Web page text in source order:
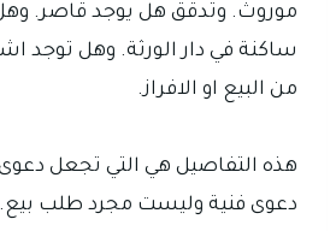
موروث. وتدقق هل يوجد قاصر.
ساكنة في دار الورثة. وهل توجد
من البيع او الافراز.
هذه التفاصيل هي التي تجعل دعوى
دعوى فنية وليست مجرد طلب